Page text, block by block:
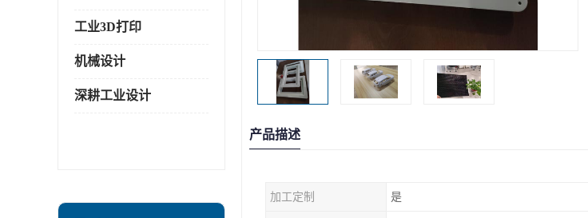
工业3D打印
机械设计
深耕工业设计
产品描述
加工定制 是